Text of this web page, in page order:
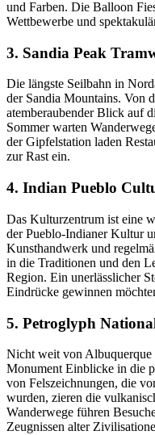
und Farben. Die Balloon
Wettbewerbe und
3. Sandia Peak
Die längste Seilbahn in
der Sandia Mountains. Von
atemberaubender Blick auf
Sommer warten
der Gipfelstation laden
zur Rast ein.
4. Indian Pueblo
Das Kulturzentrum ist eine
der Pueblo-Indianer Kultur
Kunsthandwerk und
in die Traditionen und den
Region. Ein unerlässlicher
Eindrücke gewinnen
5. Petroglyph
Nicht weit von Albuquerque
Monument Einblicke in die
von Felszeichnungen, die
wurden, zieren die
Wanderwege führen
Zeugnissen alter